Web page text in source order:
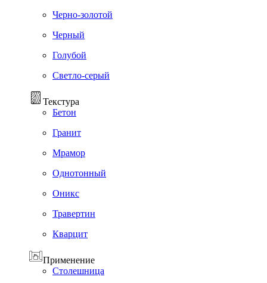
Черно-золотой
Черный
Голубой
Светло-серый
Текстура
Бетон
Гранит
Мрамор
Однотонный
Оникс
Травертин
Кварцит
Применение
Cтолешница